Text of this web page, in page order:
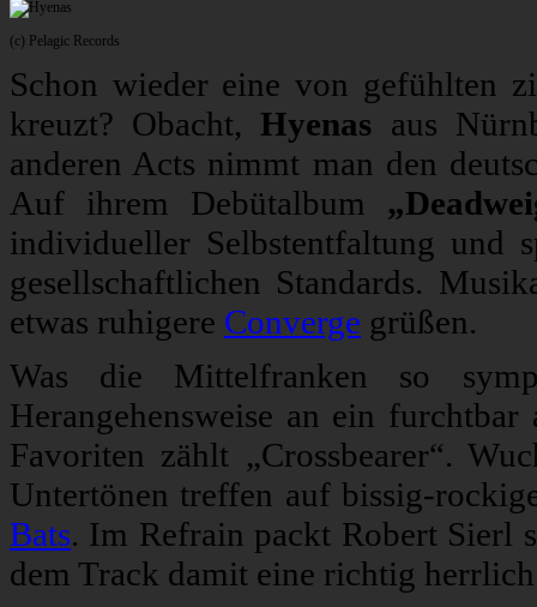
(c) Pelagic Records
Schon wieder eine von gefühlten
kreuzt? Obacht, Hyenas aus
anderen Acts nimmt man den
Auf ihrem Debütalbum
individueller Selbstentfaltung und
gesellschaftlichen Standards.
etwas ruhigere Converge grüßen.
Was die Mittelfranken so
Herangehensweise an ein
Favoriten zählt „Crossbearer“.
Untertönen treffen auf bissig-
Bats. Im Refrain packt Robert Sierl
dem Track damit eine richtig